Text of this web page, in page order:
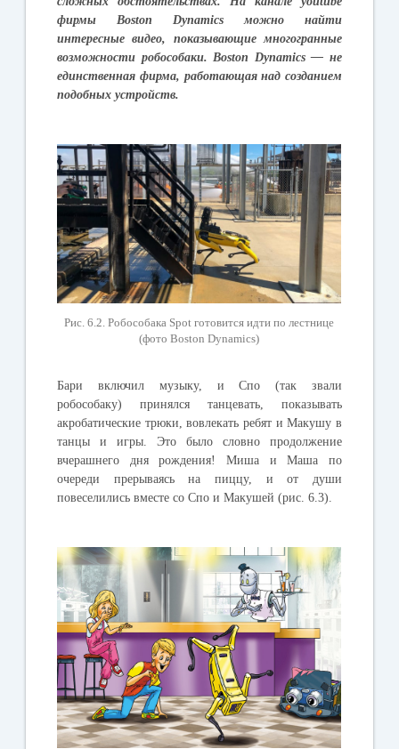
фирмы
Boston Dynamics можно
найти
интересные видео, показывающие
многогранные
возможности робособаки. Boston Dynamics — не
единственная фирма, работающая над созданием
подобных устройств.
Рис. 6.2. Робособака Spotготовится идти по лестнице
(фотоBoston Dynamics)
Бари включил музыку, и Спо (так
звали
робособаку)принялся танцевать, показывать
акробатические трюки ,вовлекать ребят и Макушу в
танцы
и игры Это было словно
продолжение
вчерашнего
дня рождения!Миша и Маша
по
очереди
прерываясь на пиццу, и от
души
повеселились вместе со Спо и Макушей (рис . 6.3).